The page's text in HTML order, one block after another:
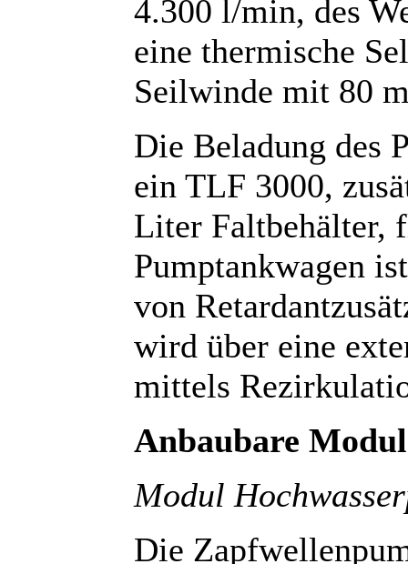
4.300 l/min, des
eine thermische
Seilwinde mit 80
Die Beladung des
ein TLF 3000,
Liter Faltbehälter,
Pumptankwagen
von
wird über eine
mittels
Anbaubare
Modul
Die